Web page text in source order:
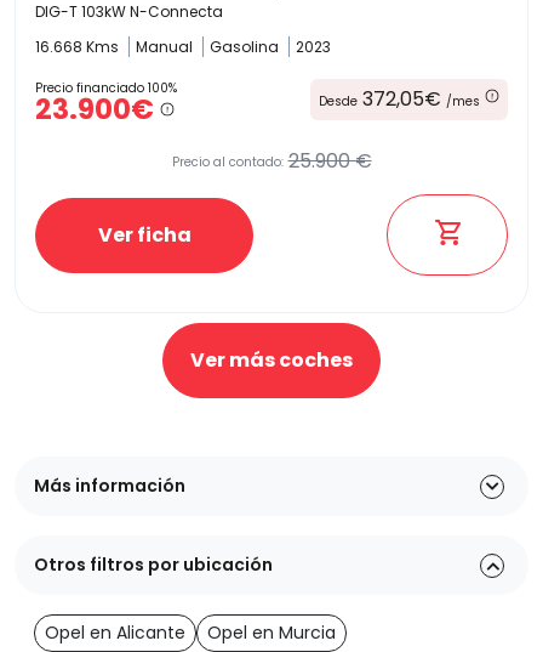
DIG-T 103kW N-Connecta
16.668 Kms
Manual Gasolina 2023
Precio financiado 100%
23.900€ Desde 372,05€ /mes
Precio al contado: 25.900 €
Ver ficha
Ver más coches
Más información
Otros filtros por ubicación
Opel en Alicante Opel en Murcia